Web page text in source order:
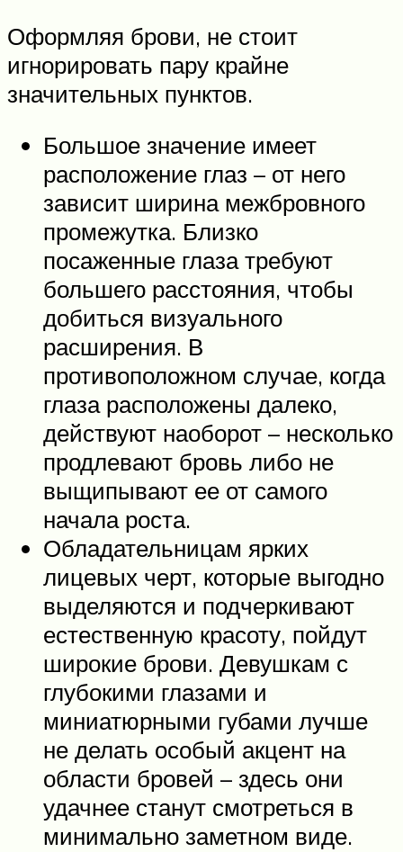
Оформляя брови, не стоит
игнорировать пару крайне
значительных пунктов.
Большое значение имеет
расположение глаз – от него
зависит ширина межбровного
промежутка. Близко
посаженные глаза требуют
большего расстояния, чтобы
добиться визуального
расширения. В
противоположном случае, когда
глаза расположены далеко,
действуют наоборот – несколько
продлевают бровь либо не
выщипывают ее от самого
начала роста.
Обладательницам ярких
лицевых черт, которые выгодно
выделяются и подчеркивают
естественную красоту, пойдут
широкие брови. Девушкам с
глубокими глазами и
миниатюрными губами лучше
не делать особый акцент на
области бровей – здесь они
удачнее станут смотреться в
минимально заметном виде.